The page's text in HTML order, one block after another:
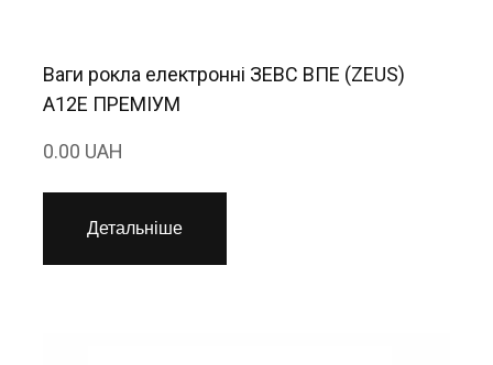
Ваги рокла електронні ЗЕВС ВПЕ (ZEUS)
A12E ПРЕМІУМ
0.00 UAH
Детальніше